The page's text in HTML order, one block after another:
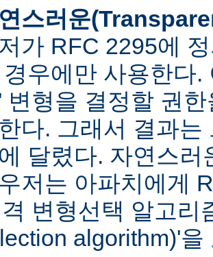
스러운
가 RFC 2295에
경우에만 사용한다.
변형을 결정할 권
다. 그래서 결과
달렸다. 자연스러
저는 아파치에게
변형선택 알고리
algorithm)'을